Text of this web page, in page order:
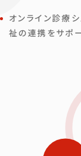
オンライン診療
祉の連携をサポ